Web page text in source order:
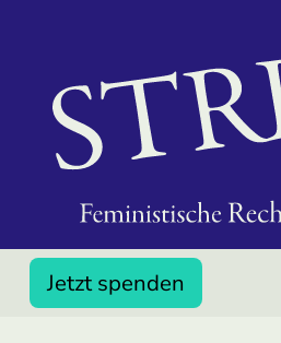
Jetzt spenden